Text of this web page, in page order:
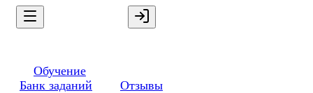
Обучение
Банк заданий
Отзывы